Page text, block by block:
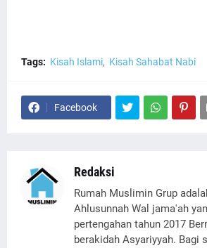
Tags: Kisah Islami Kisah Sahabat Nabi
Facebook
Redaksi
Rumah Muslimin Grup
Ahlusunnah Wal jama'ah
pertengahan tahun 2017
berakidah Asyariyyah. Bagi